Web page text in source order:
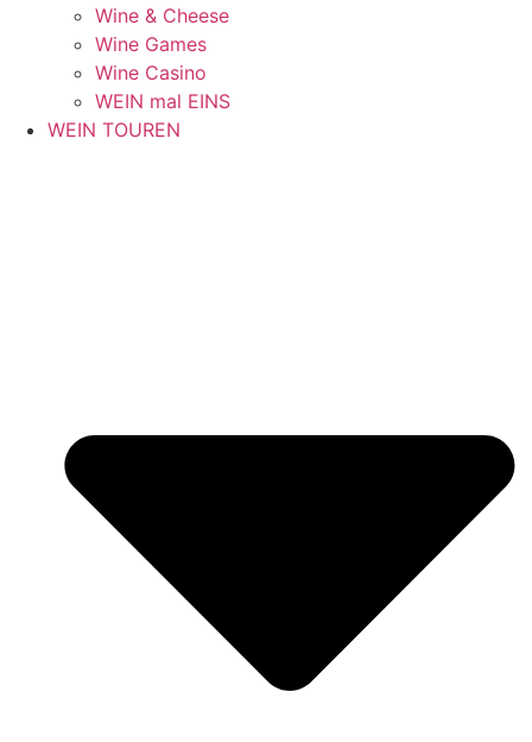
Wine & Cheese
Wine Games
Wine Casino
WEIN mal EINS
WEIN TOUREN